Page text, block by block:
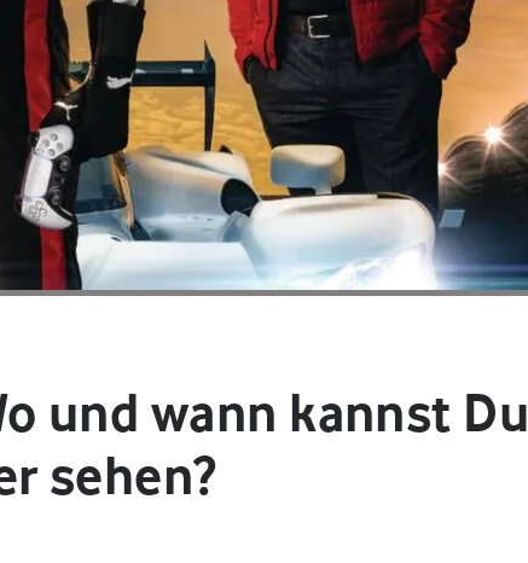
und wann kannst Du
sehen?